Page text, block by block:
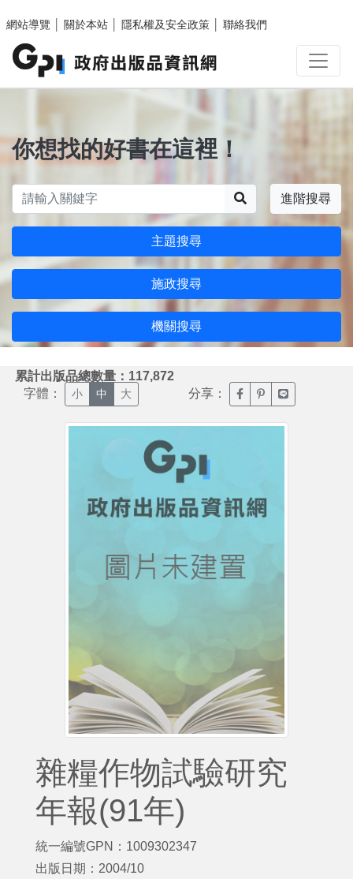
網站導覽
關於本站 隱私權及安全政策 聯絡我們
你想找的好書在這裡！
進階搜尋
主題搜尋
施政搜尋
機關搜尋
累計出版品總數量：117,872
字體： 小 中 大 分享： 臉書分享(另開新視窗)
噗浪分享(另開新
Line分享(另
雜糧作物試驗研究
年報(91年)
統一編號GPN：1009302347
出版日期：2004/10